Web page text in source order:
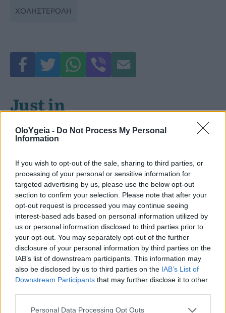
OloYgeia - Do Not Process My Personal
Information
If you wish to opt-out of the sale, sharing to third parties, or
processing of your personal or sensitive information for
targeted advertising by us, please use the below opt-out
section to confirm your selection. Please note that after your
opt-out request is processed you may continue seeing
interest-based ads based on personal information utilized by
us or personal information disclosed to third parties prior to
your opt-out. You may separately opt-out of the further
disclosure of your personal information by third parties on the
IAB’s list of downstream participants. This information may
also be disclosed by us to third parties on the IAB’s List of
Downstream Participants that may further disclose it to other
Personal Data Processing Opt Outs
ΧΟΛΗΣΤΕΡΟΛΗ
Just in